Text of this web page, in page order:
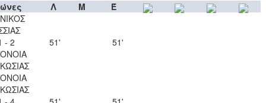
Λ Μ
Έ
- 2
51' 51'